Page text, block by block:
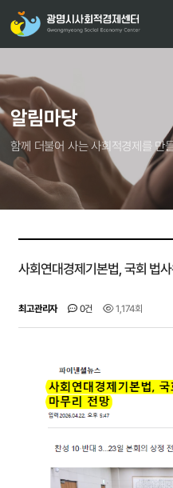
알림마당
함께 더불어 사는 사회적경제를 만
사회연대경제기본법, 국회 법
최고관리자 0건 1,174회